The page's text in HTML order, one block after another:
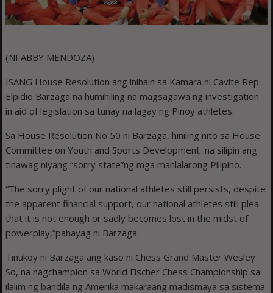
(NI ABBY MENDOZA)
ISANG House Resolution ang inihain sa Kamara ni Cavite Rep.
Elpidio Barzaga na humihiling na magsagawa ng investigation
in aid of legislation sa tunay na lagay ng Pinoy athletes.
Sa House Resolution No 50 ni Barzaga, hiniling nito sa House
Committee on Youth and Sports Development na silipin ang
tinawag niyang “sorry state”ng mga manlalarong Pilipino.
“The sorry plight of our national athletes still persists, despite
the apparent financial support, our national athletes still plea
that it is not enough or sadly becomes lost in the midst of
powerplay,”pahayag ni Barzaga.
Tinukoy ni Barzaga ang kaso ni Chess Grand Master Wesley
So, na nagchampion sa World Fischer Chess Championship sa
ilalim ng bandila ng Amerika makaraang madismaya sa sistema